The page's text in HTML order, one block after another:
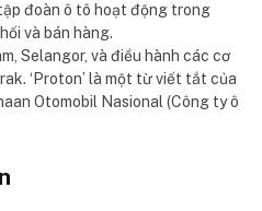
đoàn ô tô hoạt động trong
và bán hàng.
Selangor, và điều hành các cơ
‘Proton’ là một từ viết tắt của
Otomobil Nasional (Công ty ô